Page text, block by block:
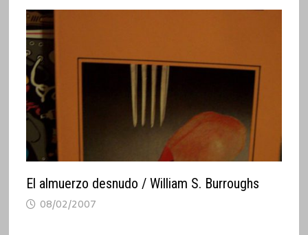
El almuerzo desnudo / William S. Burroughs
08/02/2007